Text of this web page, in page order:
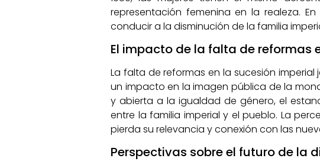
representación femenina en la realeza.
conducir a la disminución de la familia
El impacto de la falta de reformas
La falta de reformas en la sucesión
un impacto en la imagen pública de la
y abierta a la igualdad de género, el
entre la familia imperial y el pueblo. La
pierda su relevancia y conexión con las
Perspectivas sobre el futuro de la